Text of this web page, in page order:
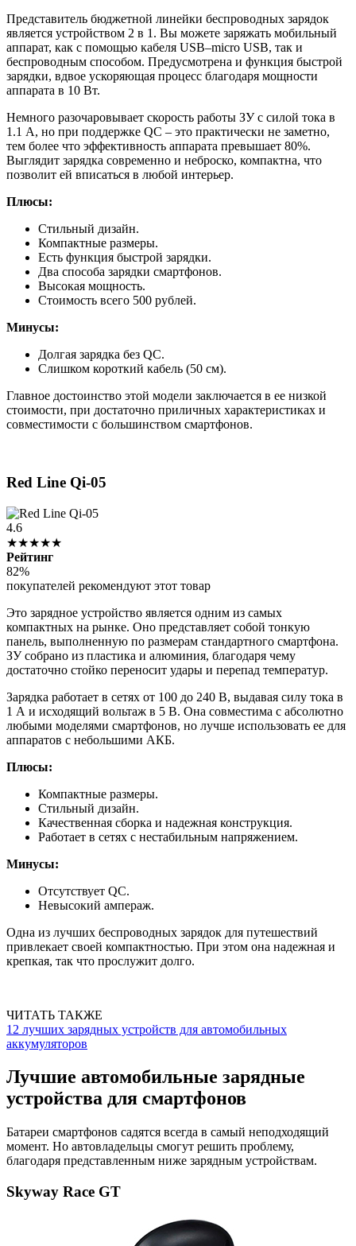
Представитель бюджетной линейки беспроводных зарядок
является устройством 2 в 1. Вы можете заряжать мобильный
аппарат, как с помощью кабеля USB–micro USB, так и
беспроводным способом. Предусмотрена и функция быстрой
зарядки, вдвое ускоряющая процесс благодаря мощности
аппарата в 10 Вт.
Немного разочаровывает скорость работы ЗУ с силой тока в
1.1 А, но при поддержке QC – это практически не заметно,
тем более что эффективность аппарата превышает 80%.
Выглядит зарядка современно и неброско, компактна, что
позволит ей вписаться в любой интерьер.
Плюсы:
Стильный дизайн.
Компактные размеры.
Есть функция быстрой зарядки.
Два способа зарядки смартфонов.
Высокая мощность.
Стоимость всего 500 рублей.
Минусы:
Долгая зарядка без QC.
Слишком короткий кабель (50 см).
Главное достоинство этой модели заключается в ее низкой
стоимости, при достаточно приличных характеристиках и
совместимости с большинством смартфонов.
Red Line Qi-05
4.6
★★★★★
Рейтинг
82%
покупателей рекомендуют этот товар
Это зарядное устройство является одним из самых
компактных на рынке. Оно представляет собой тонкую
панель, выполненную по размерам стандартного смартфона.
ЗУ собрано из пластика и алюминия, благодаря чему
достаточно стойко переносит удары и перепад температур.
Зарядка работает в сетях от 100 до 240 В, выдавая силу тока в
1 А и исходящий вольтаж в 5 В. Она совместима с абсолютно
любыми моделями смартфонов, но лучше использовать ее для
аппаратов с небольшими АКБ.
Плюсы:
Компактные размеры.
Стильный дизайн.
Качественная сборка и надежная конструкция.
Работает в сетях с нестабильным напряжением.
Минусы:
Отсутствует QC.
Невысокий ампераж.
Одна из лучших беспроводных зарядок для путешествий
привлекает своей компактностью. При этом она надежная и
крепкая, так что прослужит долго.
ЧИТАТЬ ТАКЖЕ
12 лучших зарядных устройств для автомобильных
аккумуляторов
Лучшие автомобильные зарядные
устройства для смартфонов
Батареи смартфонов садятся всегда в самый неподходящий
момент. Но автовладельцы смогут решить проблему,
благодаря представленным ниже зарядным устройствам.
Skyway Race GT